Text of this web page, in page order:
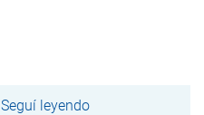
Seguí leyendo